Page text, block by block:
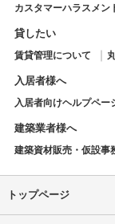
カスタマーハラスメン
貸したい
賃貸管理について
入居者様へ
入居者向けヘルプペー
建築業者様へ
建築資材販売・仮設事
トップページ